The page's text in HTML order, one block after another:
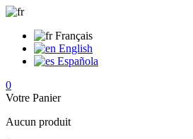
Français
English
Española
0
Votre Panier
Aucun produit